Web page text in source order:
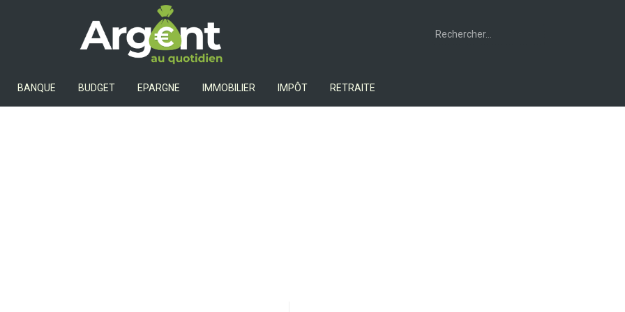
Argent Au Quotidien
Rechercher :
BANQUE BUDGET EPARGNE IMMOBILIER IMPÔT RETRAITE